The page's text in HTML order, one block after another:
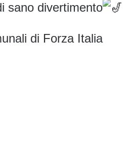
sano divertimento
di Forza Italia